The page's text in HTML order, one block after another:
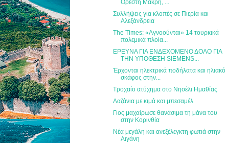
Ορέστη Μακρή, ...
Συλλήψεις για κλοπές σε Πιερία και
Αλεξάνδρεια
The Times: «Αγνοούνται» 14 τουρκικά
πολεμικά πλοία...
ΕΡΕΥΝΑ ΓΙΑ ΕΝΔΕΧΟΜΕΝΟ ΔΟΛΟ ΓΙΑ
ΤΗΝ ΥΠΟΘΕΣΗ SΙΕΜΕΝS...
Έρχονται ηλεκτρικά ποδήλατα και ηλιακό
σκάφος στην...
Τροχαίο ατύχημα στο Νησέλι Ημαθίας
Λαζάνια με κιμά και μπεσαμέλ
Γιος μαχαίρωσε θανάσιμα τη μάνα του
στην Κορινθία
Νέα μεγάλη και ανεξέλεγκτη φωτιά στην
Αιγάνη